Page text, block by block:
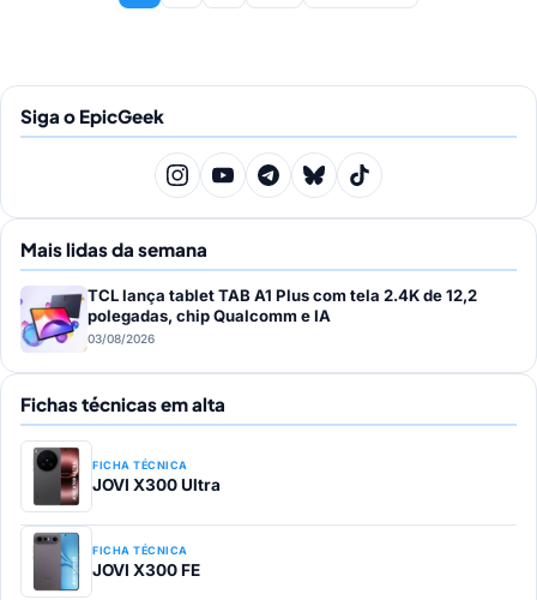
Siga o EpicGeek
Mais lidas da semana
TCL lança tablet TAB A1 Plus com tela 2.4K de 12,2
polegadas, chip Qualcomm e IA
03/08/2026
Fichas técnicas em alta
FICHA TÉCNICA
JOVI X300 Ultra
FICHA TÉCNICA
JOVI X300 FE